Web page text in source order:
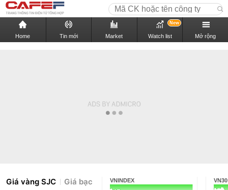
Home Tin mới Market Watch list
New
Mở rộng
Giá vàng SJC Giá bạc VNINDEX VN30